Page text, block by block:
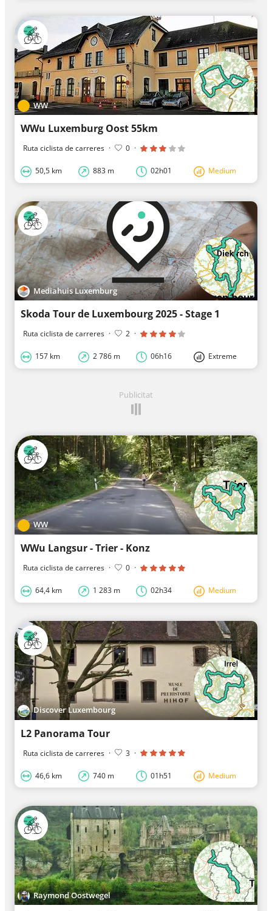
WW
WWu Luxemburg Oost 55km
Ruta ciclista de carreres · 0 ·
50,5 km 883 m 02h01 Medium
Mediahuis Luxemburg
Skoda Tour de Luxembourg 2025 - Stage 1
Ruta ciclista de carreres · 2 ·
157 km 2 786 m 06h16 Extreme
Publicitat
WW
WWu Langsur - Trier - Konz
Ruta ciclista de carreres · 0 ·
64,4 km 1 283 m 02h34 Medium
Discover Luxembourg
L2 Panorama Tour
Ruta ciclista de carreres · 3 ·
46,6 km 740 m 01h51 Medium
Raymond Oostwegel